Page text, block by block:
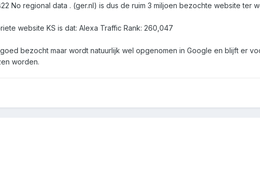
No regional data . (ger.nl) is dus de ruim 3 miljoen bezochte website ter
website KS is dat: Alexa Traffic Rank: 260,047
bezocht maar wordt natuurlijk wel opgenomen in Google en blijft er
worden.